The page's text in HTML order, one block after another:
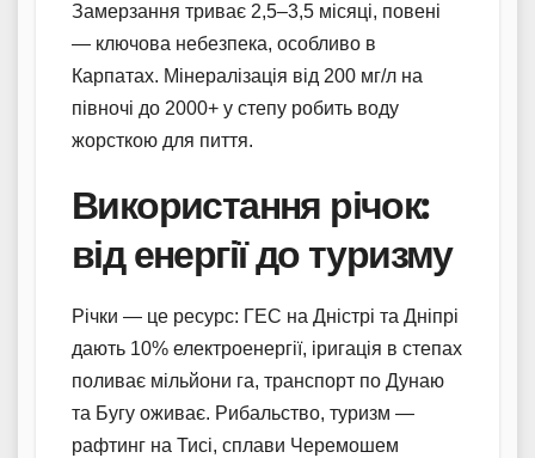
Замерзання триває 2,5–3,5 місяці, повені
— ключова небезпека, особливо в
Карпатах. Мінералізація від 200 мг/л на
півночі до 2000+ у степу робить воду
жорсткою для пиття.
Використання річок:
від енергії до туризму
Річки — це ресурс: ГЕС на Дністрі та Дніпрі
дають 10% електроенергії, іригація в степах
поливає мільйони га, транспорт по Дунаю
та Бугу оживає. Рибальство, туризм —
рафтинг на Тисі, сплави Черемошем